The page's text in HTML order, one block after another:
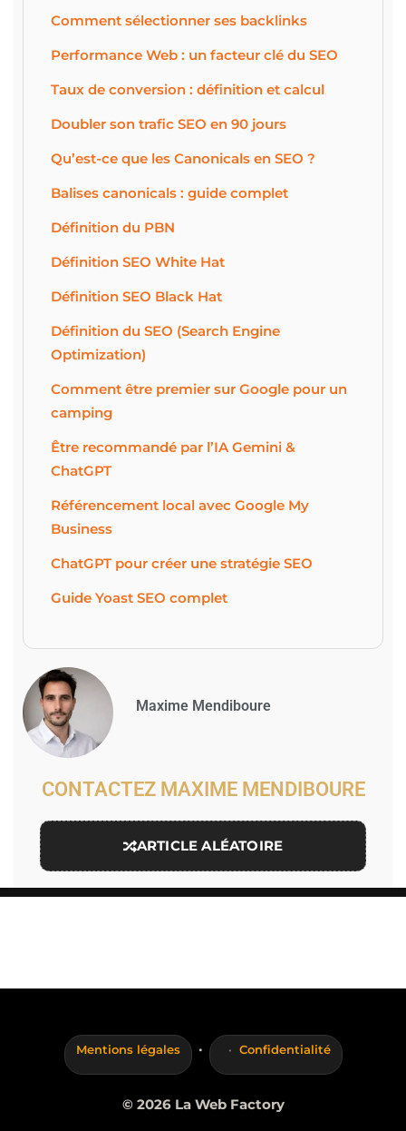
Comment sélectionner ses backlinks
Performance Web : un facteur clé du SEO
Taux de conversion : définition et calcul
Doubler son trafic SEO en 90 jours
Qu’est-ce que les Canonicals en SEO ?
Balises canonicals : guide complet
Définition du PBN
Définition SEO White Hat
Définition SEO Black Hat
Définition du SEO (Search Engine
Optimization)
Comment être premier sur Google pour un
camping
Être recommandé par l’IA Gemini &
ChatGPT
Référencement local avec Google My
Business
ChatGPT pour créer une stratégie SEO
Guide Yoast SEO complet
Maxime Mendiboure
CONTACTEZ MAXIME MENDIBOURE
ARTICLE ALÉATOIRE
Mentions légales · Confidentialité
© 2026 La Web Factory